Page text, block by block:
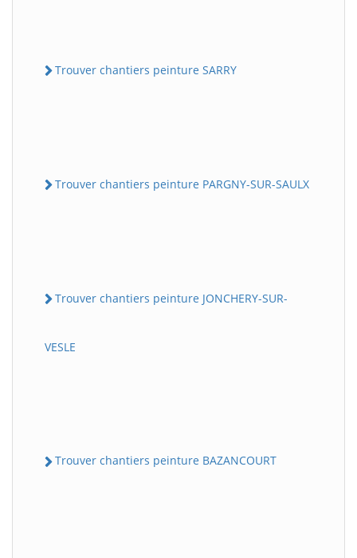
Trouver chantiers peinture SARRY
Trouver chantiers peinture PARGNY-SUR-SAULX
Trouver chantiers peinture JONCHERY-SUR-
VESLE
Trouver chantiers peinture BAZANCOURT